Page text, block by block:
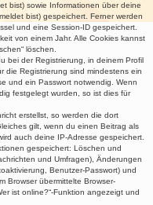
bist) sowie Informationen über deine
bist) gespeichert. Ferner werden
und eine Session-ID gespeichert.
von einem Jahr. Alle Cookies kannst
löschen.
bei der Registrierung, in deinem Profil
die Registrierung sind mindestens ein
und ein Passwort notwendig. Wenn
festgelegt wurden, so ist dies für
erstellst, so werden die dort
gilt, wenn du einen Beitrag als
auch deine IP-Adresse gespeichert.
gespeichert: Löschen und
und Umfragen), Änderungen
Benutzer-Passwort) und
Browser übermittelte Browser-
ist online?“-Funktion angezeigt und